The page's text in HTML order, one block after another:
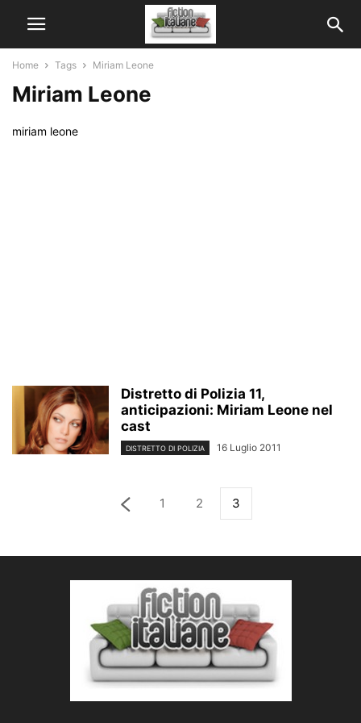
Home Tags Miriam Leone
Miriam Leone
miriam leone
Distretto di Polizia 11,
anticipazioni: Miriam Leone nel
cast
DISTRETTO DI POLIZIA 16 Luglio 2011
1 2 3